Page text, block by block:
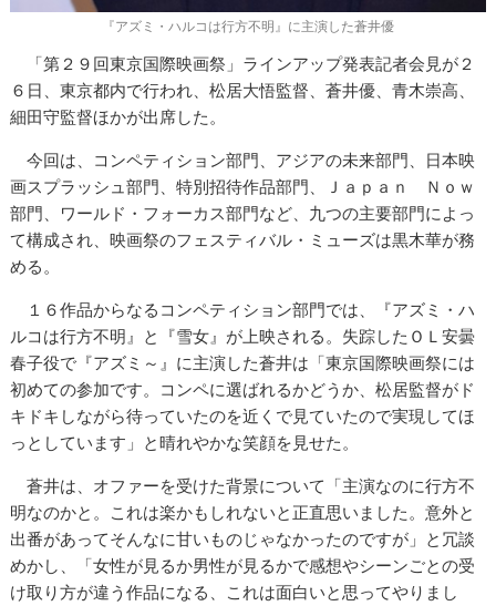
『アズミ・ハルコは行方不明』に主演した蒼井優
「第２９回東京国際映画祭」ラインアップ発表記者会見が２
６日、東京都内で行われ、松居大悟監督、蒼井優、青木崇高、
細田守監督ほかが出席した。
今回は、コンペティション部門、アジアの未来部門、日本映
画スプラッシュ部門、特別招待作品部門、Ｊａｐａｎ Ｎｏｗ
部門、ワールド・フォーカス部門など、九つの主要部門によっ
て構成され、映画祭のフェスティバル・ミューズは黒木華が務
める。
１６作品からなるコンペティション部門では、『アズミ・ハ
ルコは行方不明』と『雪女』が上映される。失踪したＯＬ安曇
春子役で『アズミ～』に主演した蒼井は「東京国際映画祭には
初めての参加です。コンペに選ばれるかどうか、松居監督がド
キドキしながら待っていたのを近くで見ていたので実現してほ
っとしています」と晴れやかな笑顔を見せた。
蒼井は、オファーを受けた背景について「主演なのに行方不
明なのかと。これは楽かもしれないと正直思いました。意外と
出番があってそんなに甘いものじゃなかったのですが」と冗談
めかし、「女性が見るか男性が見るかで感想やシーンごとの受
け取り方が違う作品になる、これは面白いと思ってやりまし